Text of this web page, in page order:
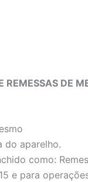
DE
do aparelho.
como:
e para